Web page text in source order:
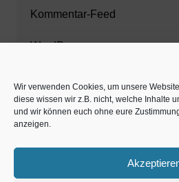
Wir verwenden Cookies, um unsere
diese wissen wir z.B. nicht, welche Inhalte
und wir können euch ohne eure
anzeigen.
Kommentar-Feed
WordPress.org
Zahnarzt München
www.estaregistrierung.org –